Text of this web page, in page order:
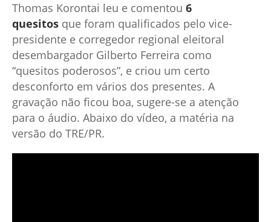
Thomas Korontai leu e comentou 6
quesitos que foram qualificados pelo vice-
presidente e corregedor regional eleitoral
desembargador Gilberto Ferreira como
“quesitos poderosos”, e criou um certo
desconforto em vários dos presentes. A
gravação não ficou boa, sugere-se a atenção
para o áudio. Abaixo do vídeo, a matéria na
versão do TRE/PR.